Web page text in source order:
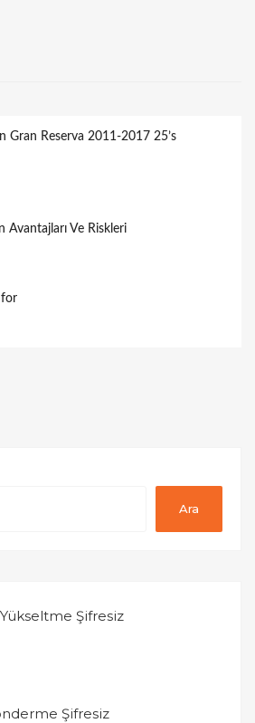
Gran Reserva 2011-2017 25’s
Avantajları Ve Riskleri
for
Ara
Şifresiz
Şifresiz